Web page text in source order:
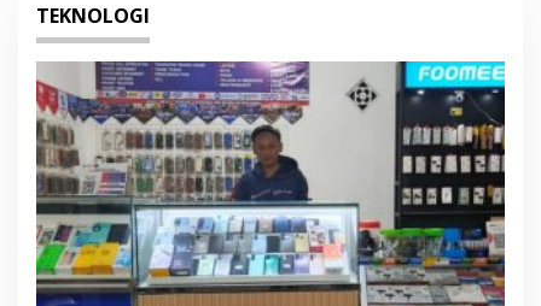
TEKNOLOGI